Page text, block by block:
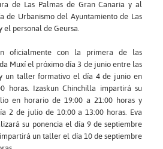
de Las Palmas de Gran Canaria y al
de Urbanismo del Ayuntamiento de Las
el personal de Geursa.
oficialmente con la primera de las
Muxí el próximo día 3 de junio entre las
un taller formativo el día 4 de junio en
horas. Izaskun Chinchilla impartirá su
en horario de 19:00 a 21:00 horas y
2 de julio de 10:00 a 13:00 horas. Eva
su ponencia el día 9 de septiembre
un taller el día 10 de septiembre